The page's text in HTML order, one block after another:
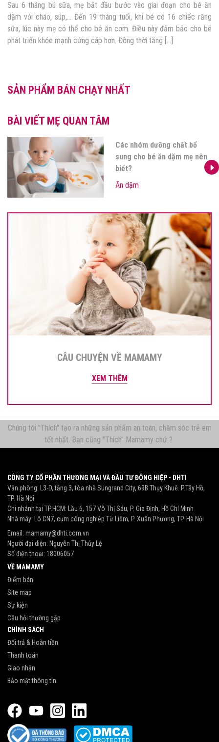
Quá trình phát triển trưởng thành của con không thể thiếu giai đoạn
ăn dặm. Đây không chỉ là cơ hội giúp bé hình thành thói quen, kỹ
năng ăn uống sau này mà còn là thời điểm vàng bổ sung dưỡng
chất cho sự phát triển toàn diện của trẻ. Tuy nhiên, nhiều mẹ […]
SẢN PHẨM BÁN CHẠY NHẤT
BÀI VIẾT MẸ QUAN TÂM
Đồ ăn dặm cho bé: Mẹ cần
sắm gì khi bé bước vào giai
đoạn ăn dặm?
Ăn dặm
CÂU CHUYỆN VỀ MAMAMY
XEM THÊM
Chúng tôi "Thích" tạo ra những sản phẩm an toàn, chăm sóc trẻ em
tốt nhất. Bạn cũng "Thích" Mamamy chứ ?
CÔNG TY CỔ PHẦN THƯƠNG MẠI VÀ ĐẦU TƯ ĐÔNG HIỆP - DHTI
Văn phòng: L3-D, tầng 3, tòa nhà Sungrand City, 69B Thụy Khuê. P.Tây Hồ,
TP. Hà Nội
Chi nhánh tại TP.HCM: Lầu 6, 157 Võ Thị Sáu, P. Gia Định, Hồ Chí Minh
Nhà máy: Lô CN7, cụm công nghiệp Từ Liêm, P. Xuân Phương, TP. Hà Nội
Email: mamamy@dhti.com.vn
Người đại diện: Nguyễn Thị Thủy Lệ
Số điện thoại: 18006057
VỀ MAMAMY
Điểm bán
Site map
Sự kiện
Câu hỏi thường gặp
CHÍNH SÁCH
Đổi trả & Hoàn tiền
Thanh toán
Giao nhận
Bảo mật thông tin